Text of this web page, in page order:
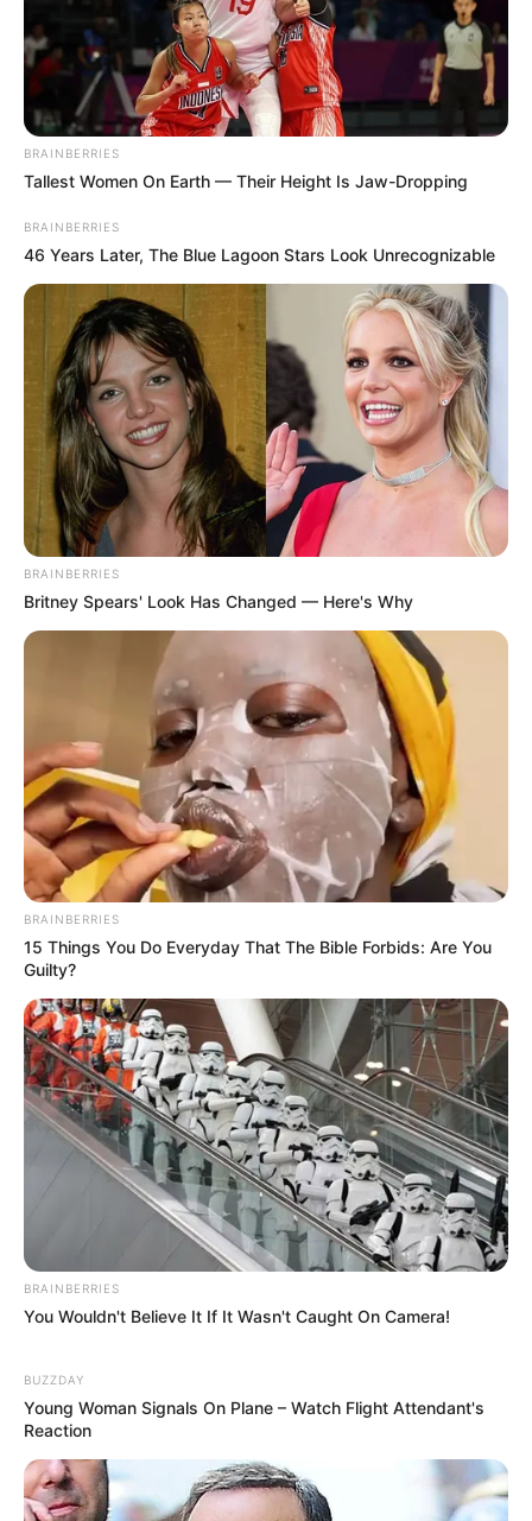
BRAINBERRIES
Tallest Women On Earth — Their Height Is Jaw-Dropping
BRAINBERRIES
46 Years Later, The Blue Lagoon Stars Look Unrecognizable
BRAINBERRIES
Britney Spears' Look Has Changed — Here's Why
BRAINBERRIES
15 Things You Do Everyday That The Bible Forbids: Are You
Guilty?
BRAINBERRIES
You Wouldn't Believe It If It Wasn't Caught On Camera!
BUZZDAY
Young Woman Signals On Plane – Watch Flight Attendant's
Reaction